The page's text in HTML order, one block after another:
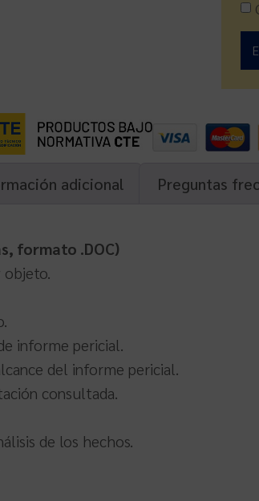
adicional Preguntas
formato .DOC)
informe pericial.
del informe pericial.
consultada.
de los hechos.